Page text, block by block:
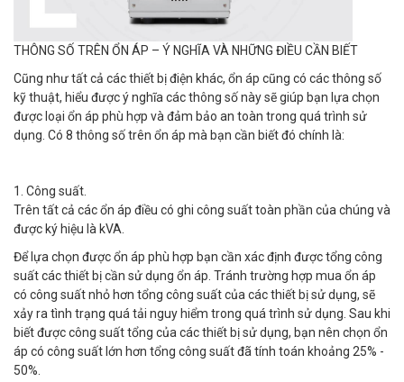
THÔNG SỐ TRÊN ỔN ÁP – Ý NGHĨA VÀ NHỮNG ĐIỀU CẦN BIẾT
Cũng như tất cả các thiết bị điện khác, ổn áp cũng có các thông số
kỹ thuật, hiểu được ý nghĩa các thông số này sẽ giúp bạn lựa chọn
được loại ổn áp phù hợp và đảm bảo an toàn trong quá trình sử
dụng. Có 8 thông số trên ổn áp mà bạn cần biết đó chính là:
1. Công suất.
Trên tất cả các ổn áp điều có ghi công suất toàn phần của chúng và
được ký hiệu là kVA.
Để lựa chọn được ổn áp phù hợp bạn cần xác định được tổng công
suất các thiết bị cần sử dụng ổn áp. Tránh trường hợp mua ổn áp
có công suất nhỏ hơn tổng công suất của các thiết bị sử dụng, sẽ
xảy ra tình trạng quá tải nguy hiểm trong quá trình sử dụng. Sau khi
biết được công suất tổng của các thiết bị sử dụng, bạn nên chọn ổn
áp có công suất lớn hơn tổng công suất đã tính toán khoảng 25% -
50%.